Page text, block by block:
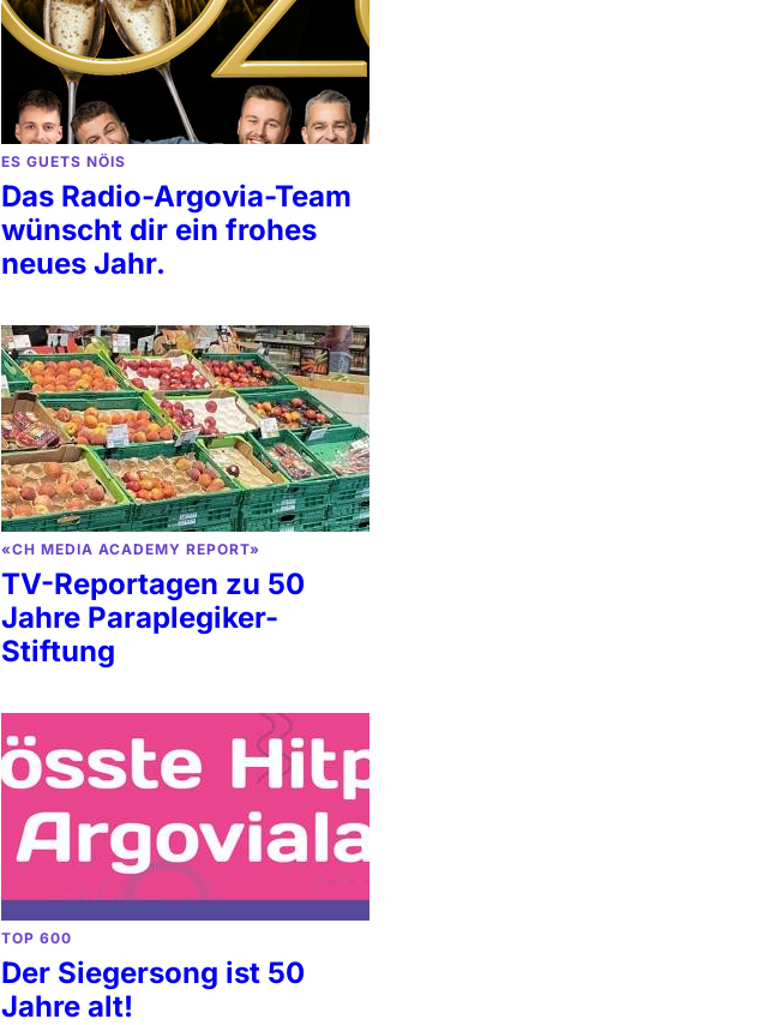
ES GUETS NÖIS
Das Radio-Argovia-Team
wünscht dir ein frohes
neues Jahr.
«CH MEDIA ACADEMY REPORT»
TV-Reportagen zu 50
Jahre Paraplegiker-
Stiftung
TOP 600
Der Siegersong ist 50
Jahre alt!